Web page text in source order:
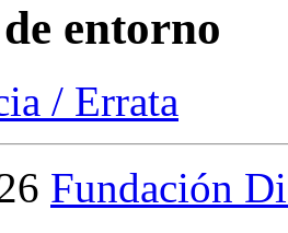
entorno
/ Errata
Fundación